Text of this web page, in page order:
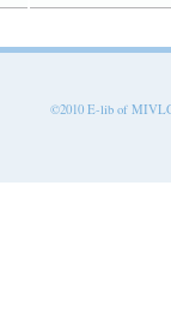
©2010 E-lib of